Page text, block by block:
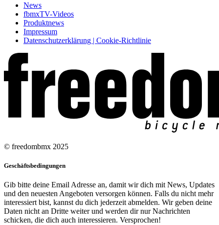
News
fbmxTV-Videos
Produktnews
Impressum
Datenschutzerklärung | Cookie-Richtlinie
© freedombmx 2025
Geschäftsbedingungen
Gib bitte deine Email Adresse an, damit wir dich mit News, Updates
und den neuesten Angeboten versorgen können. Falls du nicht mehr
interessiert bist, kannst du dich jederzeit abmelden. Wir geben deine
Daten nicht an Dritte weiter und werden dir nur Nachrichten
schicken, die dich auch interessieren. Versprochen!